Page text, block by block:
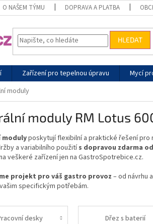
O NAŠEM TÝMU DOPRAVA A PLATBA
HLEDAT
Zařízení pro tepelnou úpravu Mycí
moduly
moduly RM Lotus
modulyposkytují flexibilní a praktické řešení
a variabilního použitís dopravou zdarma od
veškeré zařízení jen na GastroSpotrebice.cz.
projekt pro váš gastro provoz– od návrhu
specifickým potřebám.
desky Dřez s baterií